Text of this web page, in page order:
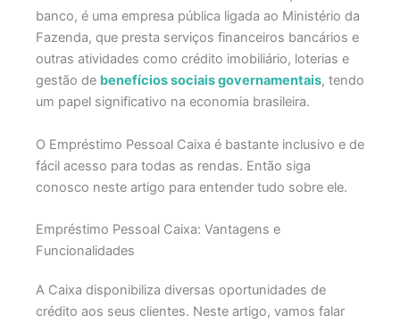
banco, éuma empresa pública ligada ao Ministério da
Fazenda, que presta serviços financeiros bancários e
outras atividades como crédito imobiliário, loterias e
gestão de benefícios sociais governamentais, tendo
um papel significativo na economia brasileira.
O Empréstimo Pessoal Caixa é bastante inclusivo e de
fácil acesso para todas as rendas. Então siga
conosco neste artigo para entender tudo sobre ele.
Empréstimo Pessoal Caixa: Vantagens e
Funcionalidades
A Caixa disponibiliza diversas oportunidades de
crédito aos seus clientes. Neste artigo, vamos falar